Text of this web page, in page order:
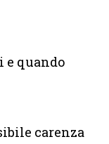
e quando
carenza